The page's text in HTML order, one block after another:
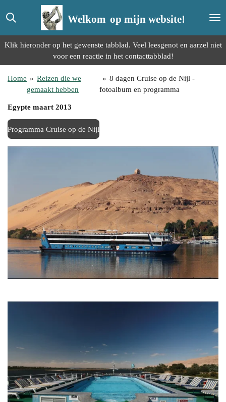
direct
de
Welkom op mijn website!
Klik hieronder op het gewenste tabblad. Veel leesgenot en aarzel niet
voor een reactie in het contacttabblad!
Home » Reizen die we
gemaakt hebben
» 8 dagen Cruise op de Nijl -
fotoalbum en programma
Egypte maart 2013
Programma Cruise op de Nijl